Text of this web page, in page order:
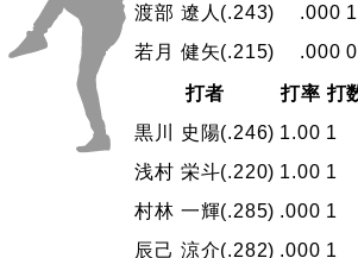
渡部 遼人 (.243) .000 1
若月 健矢(.215) .000 0
打者 打率 打
黒川 史陽(.246) 1.00 1
浅村 栄斗(.220) 1.00 1
村林 一輝(.285) .000 1
辰己 涼介(.282) .000 1